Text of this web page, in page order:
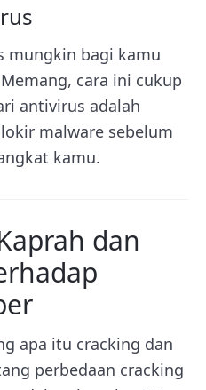
mungkin bagi kamu
cara ini cukup
antivirus adalah
malware sebelum
kamu.
dan
apa itu cracking dan
perbedaan cracking